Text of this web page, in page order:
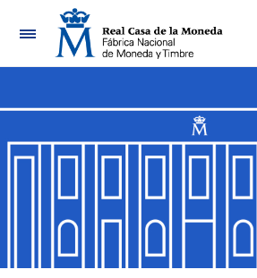
Nabigazioa
Erakutsi/Ezkutatu
Erakutsi/Ezkutatu
Erakutsi/Ezkutatu